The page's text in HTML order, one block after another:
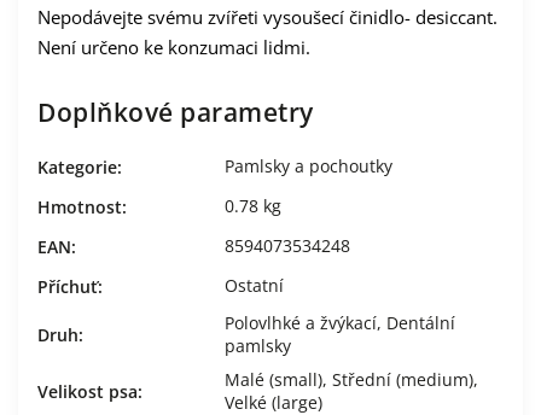
Nepodávejte svému zvířeti vysoušecí činidlo- desiccant.
Není určeno ke konzumaci lidmi.
Doplňkové parametry
Kategorie:
Pamlsky a pochoutky
Hmotnost:
0.78 kg
EAN:
8594073534248
Příchuť: Ostatní
Druh:
Polovlhké a žvýkací, Dentální
pamlsky
Velikost psa:
Malé (small), Střední (medium),
Velké (large)